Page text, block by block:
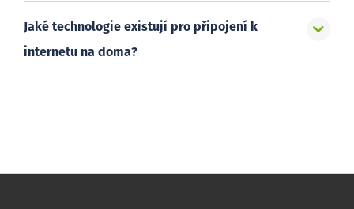
Jaké technologie existují pro připojení k
internetu na doma?